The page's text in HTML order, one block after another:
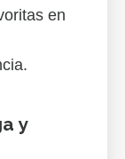
en
y